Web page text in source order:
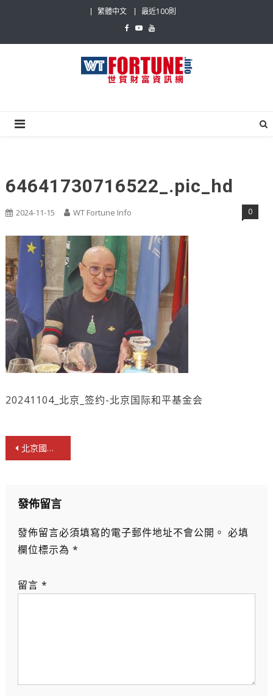
繁體中文 最近100則
64641730716522_.pic_hd
2024-11-15 WT Fortune Info 0
20241104_北京_签约-北京国际和平基金会
文
章
覽
北京國際和平基金會與世貿總會締戰略合作夥伴
發佈留言
發佈留言必須填寫的電子郵件地址不會公開。 必填
欄位標示為 *
留言 *